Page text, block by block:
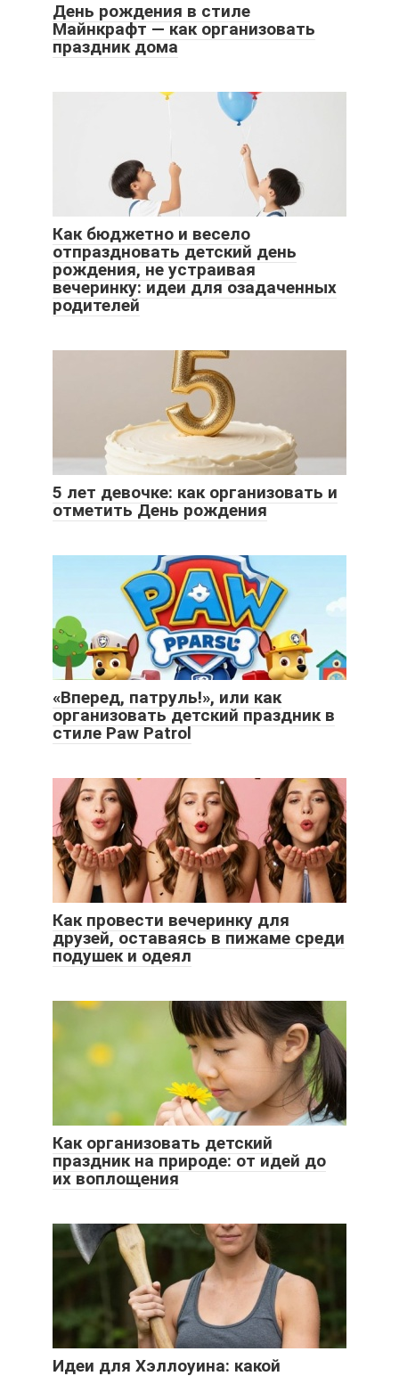
День рождения в стиле
Майнкрафт — как организовать
праздник дома
Как бюджетно и весело
отпраздновать детский день
рождения, не устраивая
вечеринку: идеи для озадаченных
родителей
5 лет девочке: как организовать и
отметить День рождения
«Вперед, патруль!», или как
организовать детский праздник в
стиле Paw Patrol
Как провести вечеринку для
друзей, оставаясь в пижаме среди
подушек и одеял
Как организовать детский
праздник на природе: от идей до
их воплощения
Идеи для Хэллоуина: какой